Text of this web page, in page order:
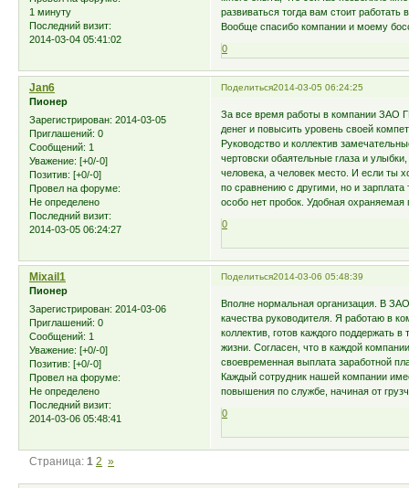
1 минуту
Последний визит:
2014-03-04 05:41:02
развиваться тогда вам стоит
Вообще спасибо компании и моему
0
Поделиться2014-03-05 06:24:25
Jan6
Пионер
Зарегистрирован: 2014-03-05
Приглашений: 0
Сообщений: 1
Уважение: [+0/-0]
Позитив: [+0/-0]
Провел на форуме:
Не определено
Последний визит:
2014-03-05 06:24:27
За все время работы в компании ЗАО
денег и повысить уровень своей
Руководство и коллектив
чертовски обаятельные глаза и
человека, а человек место. И если ты
по сравнению с другими, но и
особо нет пробок. Удобная
0
Поделиться2014-03-06 05:48:39
Mixail1
Пионер
Зарегистрирован: 2014-03-06
Приглашений: 0
Сообщений: 1
Уважение: [+0/-0]
Позитив: [+0/-0]
Провел на форуме:
Не определено
Последний визит:
2014-03-06 05:48:41
Вполне нормальная организация. В
качества руководителя. Я работаю в
коллектив, готов каждого поддержать
жизни. Согласен, что в каждой
своевременная выплата заработной
Каждый сотрудник нашей компании
повышения по службе, начиная от
0
Страница: 1 2 »